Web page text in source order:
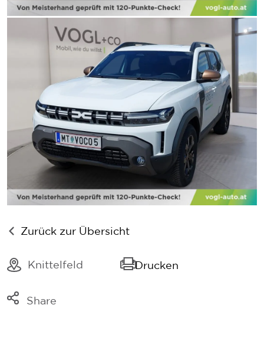
Zurück zur Übersicht
Knittelfeld Drucken
Share